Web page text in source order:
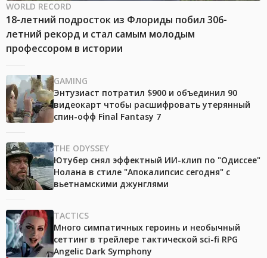
WORLD RECORD
18-летний подросток из Флориды побил 306-
летний рекорд и стал самым молодым
профессором в истории
GAMING
Энтузиаст потратил $900 и объединил 90
видеокарт чтобы расшифровать утерянный
спин-офф Final Fantasy 7
THE ODYSSEY
Ютубер снял эффектный ИИ-клип по "Одиссее"
Нолана в стиле "Апокалипсис сегодня" с
вьетнамскими джунглями
TACTICS
Много симпатичных героинь и необычный
сеттинг в трейлере тактической sci-fi RPG
Angelic Dark Symphony